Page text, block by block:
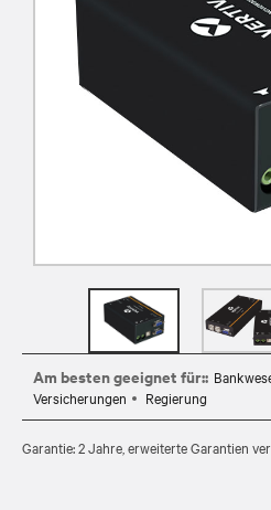
Am besten geeignet für::
Versicherungen
Regierung
Garantie: 2 Jahre, erweiterte Garantien